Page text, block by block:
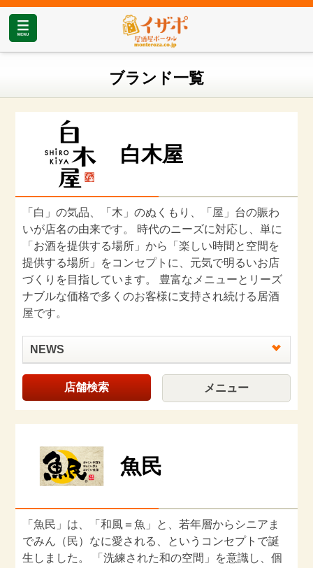
ブランド一覧
白木屋
「白」の気品、「木」のぬくもり、「屋」台の賑わ
いが店名の由来です。 時代のニーズに対応し、単に
「お酒を提供する場所」から「楽しい時間と空間を
提供する場所」をコンセプトに、元気で明るいお店
づくりを目指しています。 豊富なメニューとリーズ
ナブルな価格で多くのお客様に支持され続ける居酒
屋です。
NEWS
店舗検索 メニュー
魚民
「魚民」は、「和風＝魚」と、若年層からシニアま
でみん（民）なに愛される、というコンセプトで誕
生しました。 「洗練された和の空間」を意識し、個